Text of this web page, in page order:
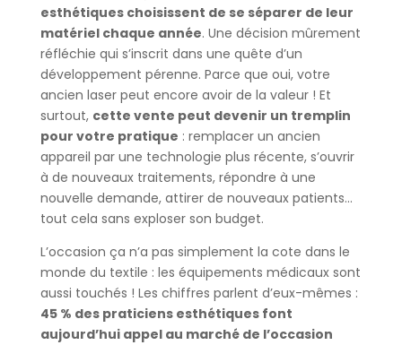
esthétiques choisissent de se séparer de leur
matériel chaque année. Une décision mûrement
réfléchie qui s’inscrit dans une quête d’un
développement pérenne. Parce que oui, votre
ancien laser peut encore avoir de la valeur ! Et
surtout, cette vente peut devenir un tremplin
pour votre pratique : remplacer un ancien
appareil par une technologie plus récente, s’ouvrir
à de nouveaux traitements, répondre à une
nouvelle demande, attirer de nouveaux patients…
tout cela sans exploser son budget.
L’occasion ça n’a pas simplement la cote dans le
monde du textile : les équipements médicaux sont
aussi touchés ! Les chiffres parlent d’eux-mêmes :
45 % des praticiens esthétiques font
aujourd’hui appel au marché de l’occasion